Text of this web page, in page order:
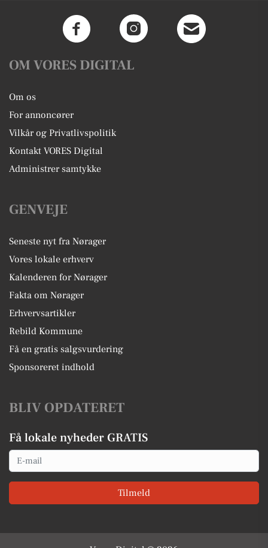
OM VORES DIGITAL
Om os
For annoncører
Vilkår og Privatlivspolitik
Kontakt VORES Digital
Administrer samtykke
GENVEJE
Seneste nyt fra Nørager
Vores lokale erhverv
Kalenderen for Nørager
Fakta om Nørager
Erhvervsartikler
Rebild Kommune
Få en gratis salgsvurdering
Sponsoreret indhold
BLIV OPDATERET
Få lokale nyheder GRATIS
Email
Tilmeld